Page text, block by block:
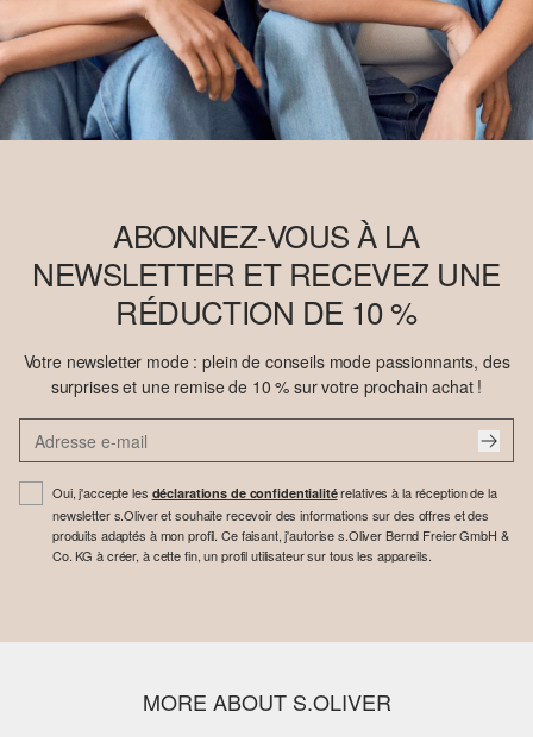
ABONNEZ-VOUS À LA
NEWSLETTER ET RECEVEZ UNE
RÉDUCTION DE 10 %
Votre newsletter mode : plein de conseils mode passionnants, des
surprises et une remise de 10 % sur votre prochain achat !
Oui, j'accepte les déclarations de confidentialitérelatives à la réception de la
newsletter s.Oliver et souhaite recevoir des informations sur des offres et des
produits adaptés à mon profil. Ce faisant, j'autorise s.Oliver Bernd Freier GmbH &
Co. KG à créer, à cette fin, un profil utilisateur sur tous les appareils.
MORE ABOUT S.OLIVER